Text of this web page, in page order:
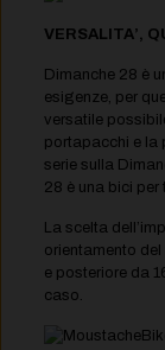
VERSALITA’,
Dimanche 28 è
esigenze, per
versatile
portapacchi e la
serie sulla
28 è una bici per
La scelta
orientamento
e posteriore da
caso.